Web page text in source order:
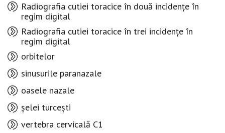
Radiografia cutiei toracice în două incidențe în
regim digital
Radiografia cutiei toracice în trei incidențe în
regim digital
orbitelor
sinusurile paranazale
oasele nazale
șelei turcești
vertebra cervicală C1